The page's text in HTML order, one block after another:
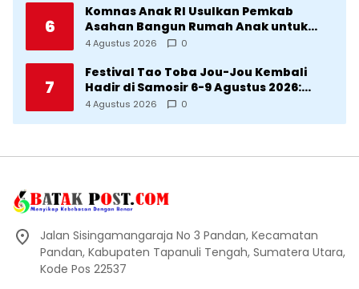
6
Komnas Anak RI Usulkan Pemkab
Asahan Bangun Rumah Anak untuk
Korban Kekerasan
4 Agustus 2026 0
7
Festival Tao Toba Jou-Jou Kembali
Hadir di Samosir 6-9 Agustus 2026:
Datang Saksikan Kemeriahan dan Raih
4 Agustus 2026 0
Jalan Sisingamangaraja No 3 Pandan, Kecamatan
Pandan, Kabupaten Tapanuli Tengah, Sumatera Utara,
Kode Pos 22537